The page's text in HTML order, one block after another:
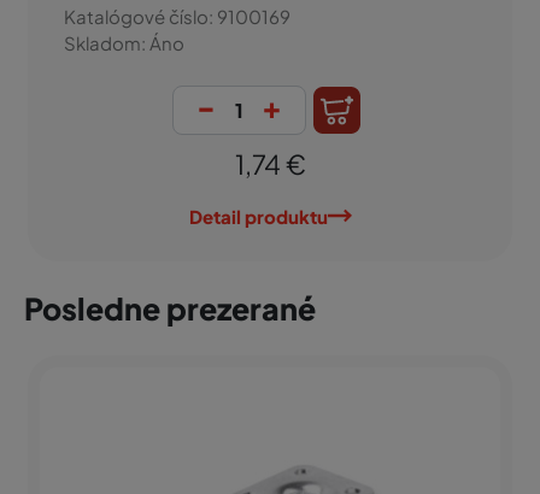
Katalógové číslo: 9100169
Skladom: Áno
- +
1,74 €
Detail produktu
Posledne prezerané